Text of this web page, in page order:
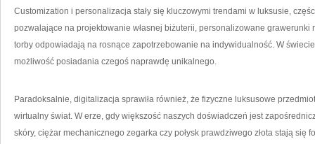
Customization i personalizacja stały się kluczowymi trendami w luksusie,
pozwalające na projektowanie własnej biżuterii, personalizowane
torby odpowiadają na rosnące zapotrzebowanie na indywidualność. W
możliwość posiadania czegoś naprawdę unikalnego.
Paradoksalnie, digitalizacja sprawiła również, że fizyczne luksusowe
wirtualny świat. W erze, gdy większość naszych doświadczeń jest
skóry, ciężar mechanicznego zegarka czy połysk prawdziwego złota stają się